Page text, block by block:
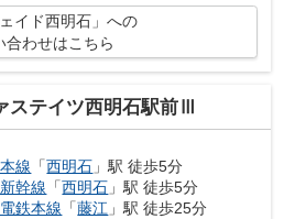
ェイド西明石」への
合わせはこちら
ステイツ西明石駅前Ⅲ
線 「西明石 」駅 徒歩5分
幹線 「西明石 」駅 徒歩5分
鉄本線 「藤江 」駅 徒歩25分